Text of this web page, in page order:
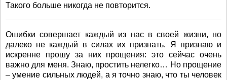
Такого больше никогда не повторится.
Ошибки совершает каждый из нас в своей жизни, но
далеко не каждый в силах их признать. Я признаю и
искренне прошу за них прощения: это сейчас очень
важно для меня. Знаю, простить нелегко… Но прощение
– умение сильных людей, а я точно знаю, что ты человек